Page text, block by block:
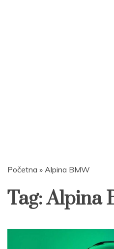
Početna » Alpina BMW
Tag:Alpina